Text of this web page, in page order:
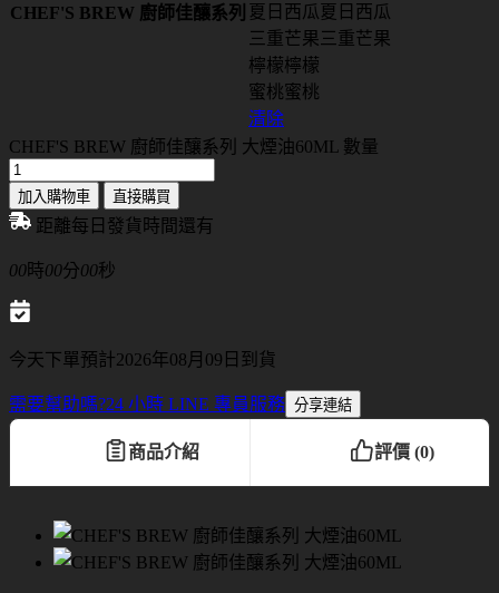
CHEF'S BREW 廚師佳釀系列 夏日西瓜 夏日西瓜
三重芒果三重芒果
檸檬檸檬
蜜桃蜜桃
清除
CHEF'S BREW 廚師佳釀系列 大煙油60ML 數量
加入購物車 直接購買
距離每日發貨時間還有
00時00分00秒
今天下單預計2026年08月09日到貨
需要幫助嗎?24 小時 LINE 專員服務 分享連結
商品介紹 評價 (0)